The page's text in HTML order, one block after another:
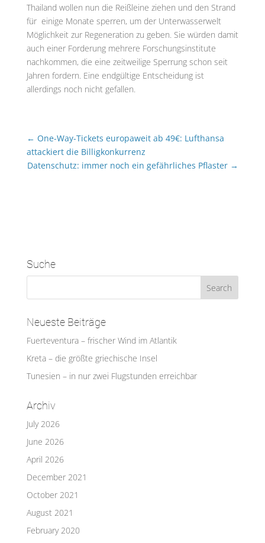
Thailand wollen nun die Reißleine ziehen und den Strand
für einige Monate sperren, um der Unterwasserwelt
Möglichkeit zur Regeneration zu geben. Sie würden damit
auch einer Forderung mehrere Forschungsinstitute
nachkommen, die eine zeitweilige Sperrung schon seit
Jahren fordern. Eine endgültige Entscheidung ist
allerdings noch nicht gefallen.
← One-Way-Tickets europaweit ab 49€: Lufthansa
attackiert die Billigkonkurrenz
Datenschutz: immer noch ein gefährliches Pflaster →
Suche
Neueste Beiträge
Fuerteventura – frischer Wind im Atlantik
Kreta – die größte griechische Insel
Tunesien – in nur zwei Flugstunden erreichbar
Archiv
July 2026
June 2026
April 2026
December 2021
October 2021
August 2021
February 2020